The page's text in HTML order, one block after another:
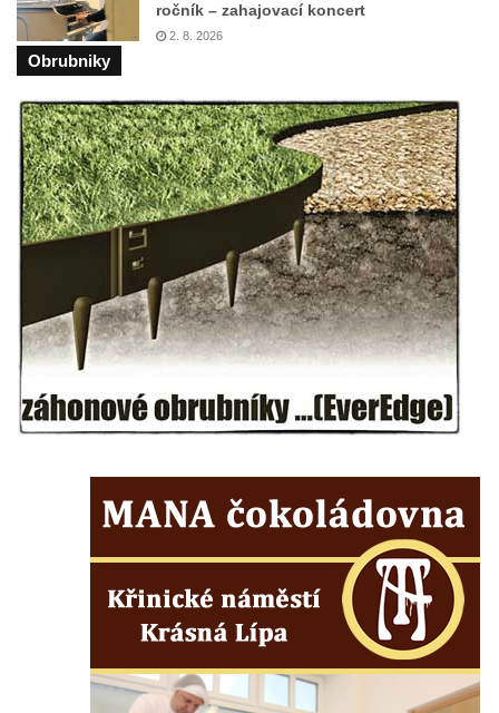
Centrální kříž bývalého hřbitova u kostela
svatého Václava v Rychnově u Jablonce
nad Nisou
Misijní kříž na kostele svatého Václava v
Rychnově u Jablonce nad Nisou
Kříž u domu čp. 23 v Pulečném
Kříž u rozcestí u domu čp. 53 v Maršovicích
Centrální kříž hřbitova v Krásné u Pěnčína
Boží muka v zámeckém parku Dolního
zámku v Teplicích nad Metují
Kříž na náměstí Aloise Jiráska v Teplicích
nad Metují
Kříž před kostelem Panny Marie Pomocné v
Teplicích nad Metují
Boží muka nad pramenem U svatého
Antoníčka v Teplicích nad Metují
Kříž u kostela Nanebevzetí Panny Marie v
Polici nad Metují
Pánův kříž v Broumovských stěnách
Kříž u domu čp. 113 na Vlčí Hoře
ročník – zahajovací koncert
2. 8. 2026
Obrubniky